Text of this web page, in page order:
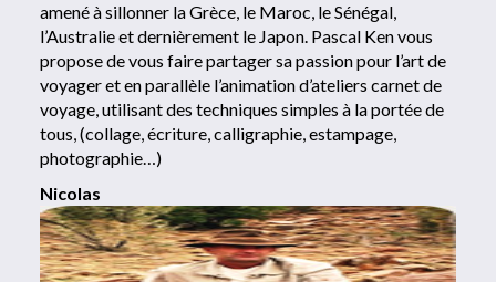
amené à sillonner la Grèce, le Maroc, le Sénégal,
l’Australie et dernièrement le Japon. Pascal Ken vous
propose de vous faire partager sa passion pour l’art de
voyager et en parallèle l’animation d’ateliers carnet de
voyage, utilisant des techniques simples à la portée de
tous, (collage, écriture, calligraphie, estampage,
photographie…)
Nicolas